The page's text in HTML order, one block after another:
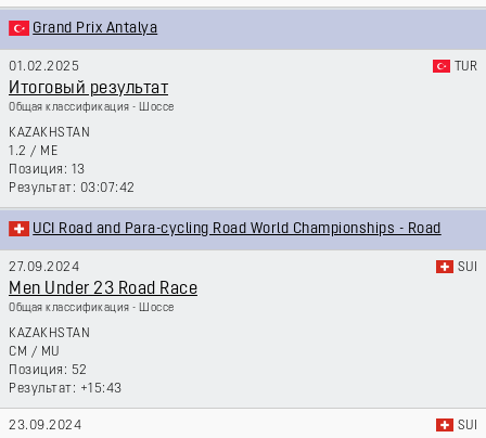
Grand Prix Antalya
01.02.2025 TUR
Итоговый результат
Общая классификация - Шоссе
KAZAKHSTAN
1.2 / ME
13
03:07:42
UCI Road and Para-cycling Road World Championships - Road
27.09.2024 SUI
Men Under 23 Road Race
Общая классификация - Шоссе
KAZAKHSTAN
CM / MU
52
+15:43
23.09.2024 SUI